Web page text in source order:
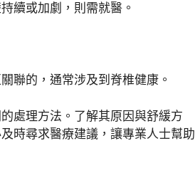
續或加劇，則需就醫。
聯的，通常涉及到脊椎健康。
處理方法。了解其原因與舒緩方
時尋求醫療建議，讓專業人士幫助